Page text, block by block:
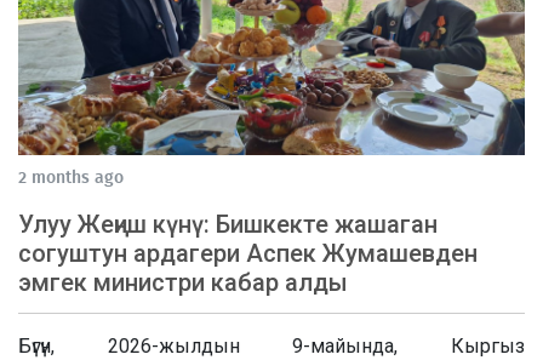
2 months ago
Улуу Жеңиш күнү: Бишкекте жашаган
согуштун ардагери Аспек Жумашевден
эмгек министри кабар алды
Бүгүн, 2026-жылдын 9-майында, Кыргыз